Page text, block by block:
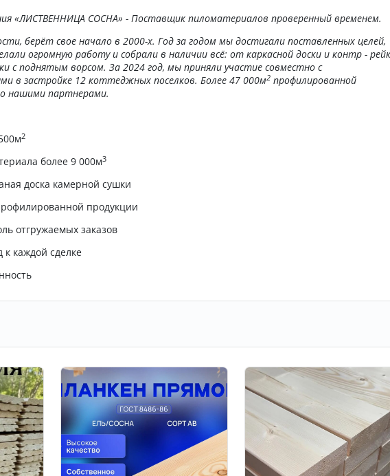
«ЛИСТВЕННИЦА СОСНА» - Поставщик пиломатериалов проверенный временем.
берёт свое начало в 2000-х. Год за годом мы достигали поставленных целей,
огромную работу и собрали в наличии всё: от каркасной доски и контр -
с поднятым ворсом. За 2024 год, мы приняли участие совместно с
в застройке 12 коттеджных поселков. Более 47 000м2профилированной
нашими партнерами.
2
более 9 000м3
доска камерной сушки
продукции
отгружаемых заказов
каждой сделке